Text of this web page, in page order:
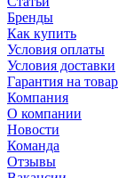
Бренды
Как купить
Условия оплаты
Условия доставки
Гарантия на товар
Компания
О компании
Новости
Команда
Отзывы